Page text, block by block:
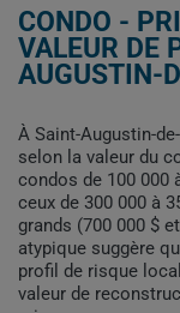
CONDO -
VALEUR DE
AUGUSTIN-
À Saint-Augustin-
selon la valeur du
condos de 100 000
ceux de 300 000 à
grands (700 000 $
atypique suggère
profil de risque
valeur de